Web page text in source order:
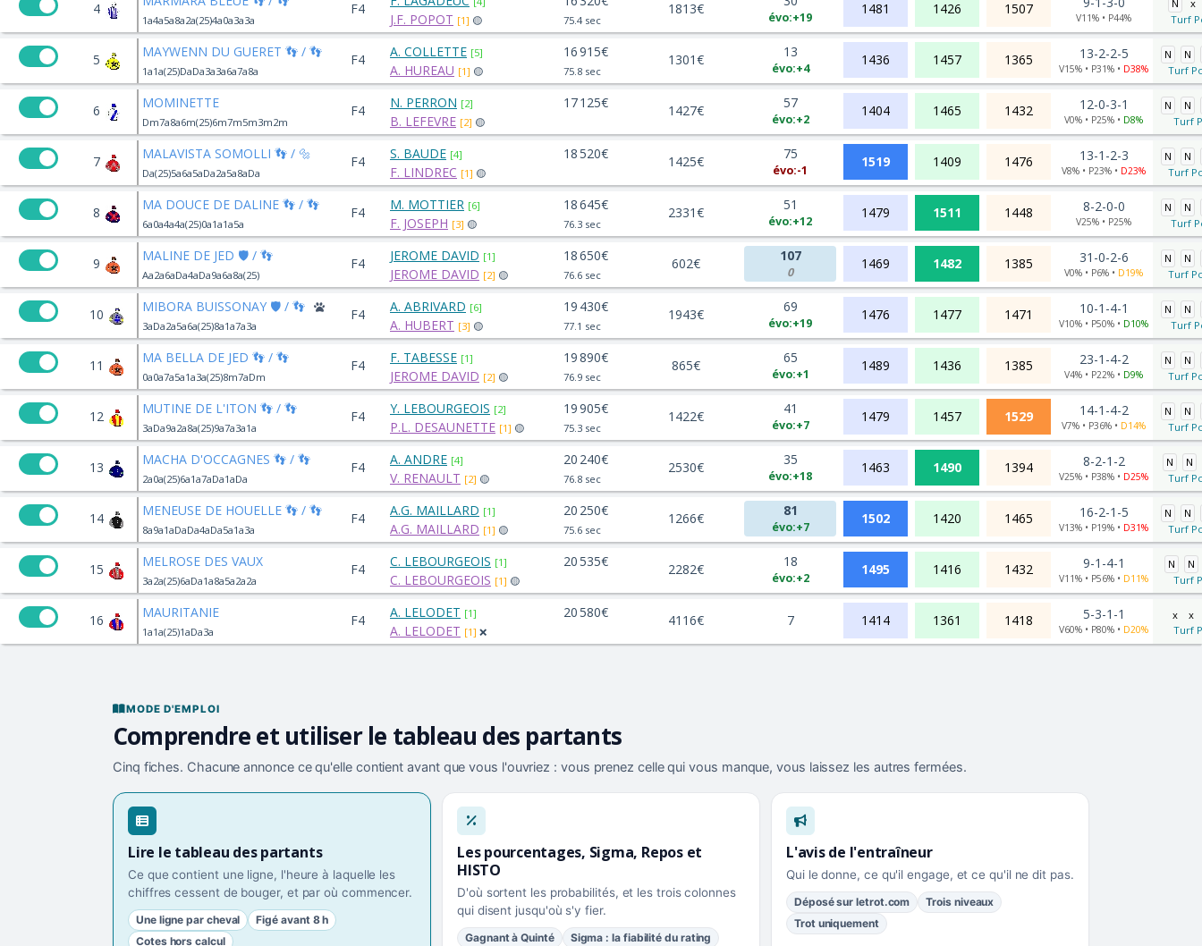
4
1a4a5a8a2a(25)4a0a3a3a
F4
J.F. POPOT [1] 🟡 75.4 sec
1813€
évo:+19
1481 1426 1507
V11% • P44%
N
x
Turf
5 MAYWENN DU GUERET 👣 / 👣
1a1a(25)DaDa3a3a6a7a8a
F4 A. COLLETTE [5]
A. HUREAU [1] 🟡
16 915€
75.8 sec
1301€ 13
évo:+4
1436 1457 1365 13-2-2-5
V15% • P31% • D38%
N
N
Turf
6 MOMINETTE
Dm7a8a6m(25)6m7m5m3m2m
F4 N. PERRON [2]
B. LEFEVRE [2] 🟡
17 125€ 1427€ 57
évo:+2
1404 1465 1432 12-0-3-1
V0% • P25% • D8%
N
N
Turf
7 MALAVISTA SOMOLLI 👣 / 🔩
Da(25)5a6a5aDa2a5a8aDa
F4 S. BAUDE [4]
F. LINDREC [1] 🟡
18 520€ 1425€ 75
évo:-1
1519 1409 1476 13-1-2-3
V8% • P23% • D23%
N
N
Turf
8 MA DOUCE DE DALINE 👣 / 👣
6a0a4a4a(25)0a1a1a5a
F4 M. MOTTIER [6]
F. JOSEPH [3] 🟡
18 645€
76.3 sec
2331€ 51
évo:+12
1479 1511 1448 8-2-0-0
V25% • P25%
N
N
Turf
9 MALINE DE JED 🛡️ / 👣
Aa2a6aDa4aDa9a6a8a(25)
F4 JEROME DAVID [1]
JEROME DAVID [2] 🟡
18 650€
76.6 sec
602€ 107
0
1469 1482 1385 31-0-2-6
V0% • P6% • D19%
N
N
Turf
10 MIBORA BUISSONAY 🛡️ / 👣
3aDa2a5a6a(25)8a1a7a3a
F4 A. ABRIVARD [6]
A. HUBERT [3] 🟡
19 430€
77.1 sec
1943€ 69
évo:+19
1476 1477 1471 10-1-4-1
V10% • P50% • D10%
N
N
Turf
11 MA BELLA DE JED 👣 / 👣
0a0a7a5a1a3a(25)8m7aDm
F4 F. TABESSE [1]
JEROME DAVID [2] 🟡
19 890€
76.9 sec
865€ 65
évo:+1
1489 1436 1385 23-1-4-2
V4% • P22% • D9%
N
N
Turf
12 MUTINE DE L'ITON 👣 / 👣
3aDa9a2a8a(25)9a7a3a1a
F4 Y. LEBOURGEOIS [2]
P.L. DESAUNETTE [1] 🟡
19 905€
75.3 sec
1422€ 41
évo:+7
1479 1457 1529 14-1-4-2
V7% • P36% • D14%
N
N
Turf
13 MACHA D'OCCAGNES 👣 / 👣
2a0a(25)6a1a7aDa1aDa
F4 A. ANDRE [4]
V. RENAULT [2] 🟡
20 240€
76.8 sec
2530€ 35
évo:+18
1463 1490 1394 8-2-1-2
V25% • P38% • D25%
N
N
Turf
14 MENEUSE DE HOUELLE 👣 / 👣
8a9a1aDaDa4aDa5a1a3a
F4 A.G. MAILLARD [1]
A.G. MAILLARD [1] 🟡
20 250€
75.6 sec
1266€ 81
évo:+7
1502 1420 1465 16-2-1-5
V13% • P19% • D31%
N
N
Turf
15 MELROSE DES VAUX
3a2a(25)6aDa1a8a5a2a2a
F4 C. LEBOURGEOIS [1]
C. LEBOURGEOIS [1] 🟡
20 535€ 2282€ 18
évo:+2
1495 1416 1432 9-1-4-1
V11% • P56% • D11%
N
N
Turf
16 MAURITANIE
1a1a(25)1aDa3a
F4 A. LELODET [1]
A. LELODET [1] ❌
20 580€ 4116€ 7 1414 1361 1418 5-3-1-1
V60% • P80% • D20%
x
x
Turf
MODE D'EMPLOI
Comprendre et utiliser le tableau des partants
Cinq fiches. Chacune annonce ce qu'elle contient avant que vous l'ouvriez : vous prenez celle qui vous manque, vous laissez les autres fermées.
Lire le tableau des partants
Ce que contient une ligne, l'heure à laquelle les
chiffres cessent de bouger, et par où commencer.
Une ligne par cheval
Figé avant 8 h
Cotes hors calcul
Les pourcentages, Sigma, Repos et
HISTO
D'où sortent les probabilités, et les trois colonnes
qui disent jusqu'où s'y fier.
Gagnant à Quinté Sigma : la fiabilité du rating
L'avis de l'entraîneur
Qui le donne, ce qu'il engage, et ce qu'il ne dit pas.
Déposé sur letrot.com
Trois niveaux
Trot uniquement